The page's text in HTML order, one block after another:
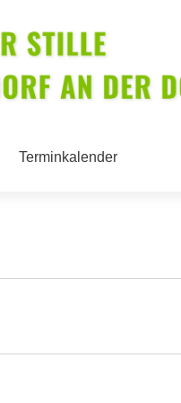
Terminkalender